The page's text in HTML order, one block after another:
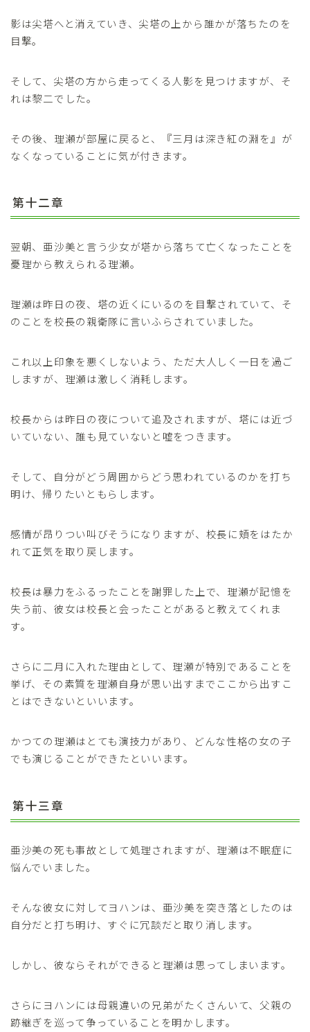
影は尖塔へと消えていき、尖塔の上から誰かが落ちたのを
目撃。
そして、尖塔の方から走ってくる人影を見つけますが、そ
れは黎二でした。
その後、理瀬が部屋に戻ると、『三月は深き紅の淵を』が
なくなっていることに気が付きます。
第十二章
翌朝、亜沙美と言う少女が塔から落ちて亡くなったことを
憂理から教えられる理瀬。
理瀬は昨日の夜、塔の近くにいるのを目撃されていて、そ
のことを校長の親衛隊に言いふらされていました。
これ以上印象を悪くしないよう、ただ大人しく一日を過ご
しますが、理瀬は激しく消耗します。
校長からは昨日の夜について追及されますが、塔には近づ
いていない、誰も見ていないと嘘をつきます。
そして、自分がどう周囲からどう思われているのかを打ち
明け、帰りたいともらします。
感情が昂りつい叫びそうになりますが、校長に頬をはたか
れて正気を取り戻します。
校長は暴力をふるったことを謝罪した上で、理瀬が記憶を
失う前、彼女は校長と会ったことがあると教えてくれま
す。
さらに二月に入れた理由として、理瀬が特別であることを
挙げ、その素質を理瀬自身が思い出すまでここから出すこ
とはできないといいます。
かつての理瀬はとても演技力があり、どんな性格の女の子
でも演じることができたといいます。
第十三章
亜沙美の死も事故として処理されますが、理瀬は不眠症に
悩んでいました。
そんな彼女に対してヨハンは、亜沙美を突き落としたのは
自分だと打ち明け、すぐに冗談だと取り消します。
しかし、彼ならそれができると理瀬は思ってしまいます。
さらにヨハンには母親違いの兄弟がたくさんいて、父親の
跡継ぎを巡って争っていることを明かします。